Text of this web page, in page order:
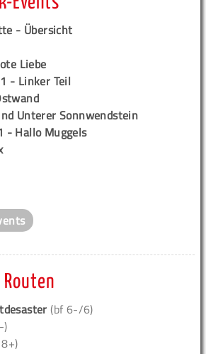
- Übersicht
Liebe
- Linker Teil
Unterer Sonnwendstein
- Hallo Muggels
(bf 6-/6)
)